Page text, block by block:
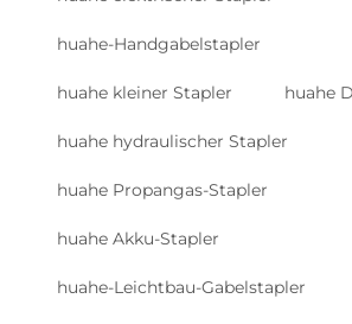
huahe-Handgabelstapler
huahe kleiner Stapler huahe
huahe hydraulischer Stapler
huahe Propangas-Stapler
huahe Akku-Stapler
huahe-Leichtbau-Gabelstapler